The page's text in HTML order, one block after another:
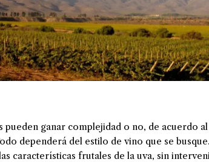
pueden ganar complejidad o no, de acuerdo
dependerá del estilo de vino que se
características frutales de la uva, sin